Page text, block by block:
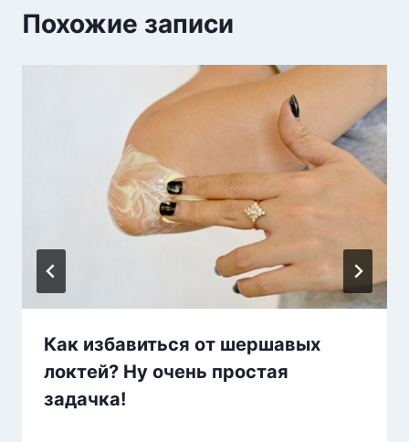
Похожие записи
Как избавиться от шершавых
локтей? Ну очень простая
задачка!